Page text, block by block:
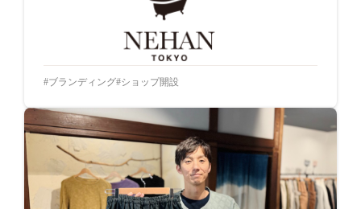
ブランディング ショップ開設